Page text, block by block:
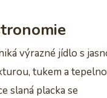
výrazné jídlo s
tukem a
slaná placka se